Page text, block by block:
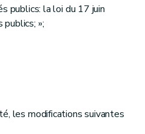
publics: la loi du 17 juin
»;
les modifications suivantes